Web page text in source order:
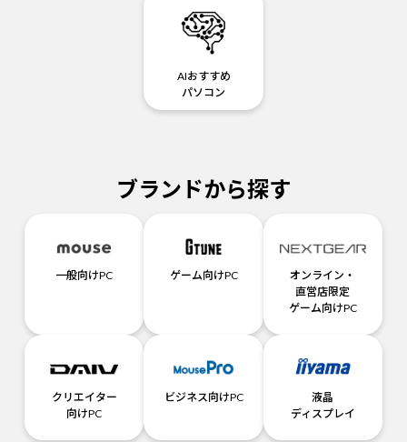
AIおすすめ
パソコン
ブランドから探す
一般向けPC ゲーム向けPC
オンライン・
直営店限定
ゲーム向けPC
クリエイター
向けPC
ビジネス向けPC
液晶
ディスプレイ